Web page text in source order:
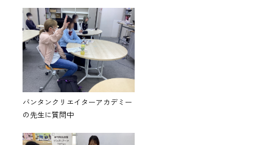
バンタンクリエイターアカデミー
の先生に質問中